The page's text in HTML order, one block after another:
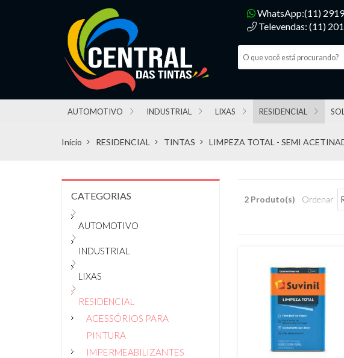
WhatsApp:(11)
Televendas: (11)
AUTOMOTIVO INDUSTRIAL LIXAS RESIDENCIAL
Início RESIDENCIAL TINTAS LIMPEZA TOTAL - SEMI
CATEGORIAS
AUTOMOTIVO
INDUSTRIAL
LIXAS
RESIDENCIAL
ACESSÓRIOS PARA
PINTURA
IMPERMEABILIZANTES
2 Produto(s) Ordenar
Quickview